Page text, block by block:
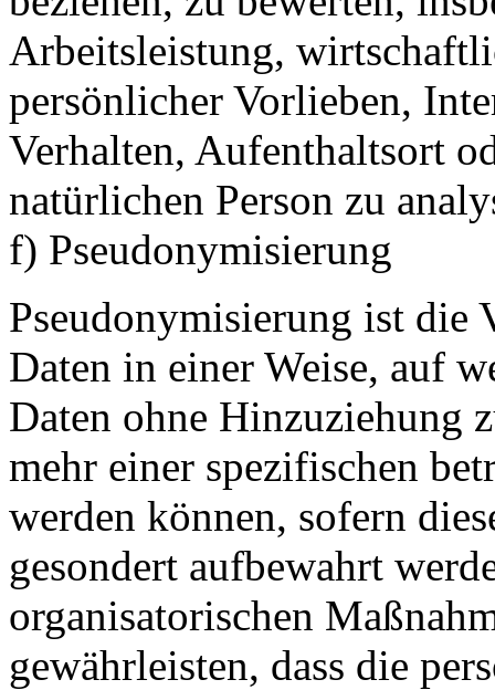
Arbeitsleistung,
persönlicher Vorlieben,
Verhalten, Aufenthaltsort
natürlichen Person zu
f) Pseudonymisierung
Pseudonymisierung ist die
Daten in einer Weise, auf
Daten ohne Hinzuziehung
mehr einer spezifischen
werden können, sofern
gesondert aufbewahrt
organisatorischen
gewährleisten, dass die